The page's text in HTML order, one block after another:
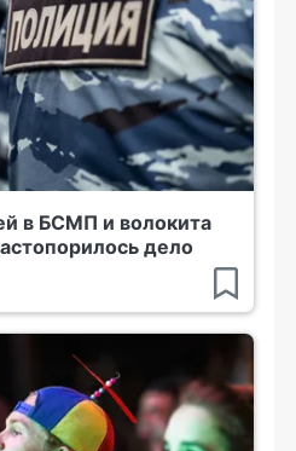
в БСМП и волокита
дело